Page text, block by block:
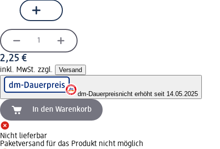
2,25 €
inkl. MwSt. zzgl. Versand
dm-Dauerpreisnicht erhöht seit 14.05.2025
In den Warenkorb
Nicht lieferbar
Paketversand für das Produkt nicht möglich